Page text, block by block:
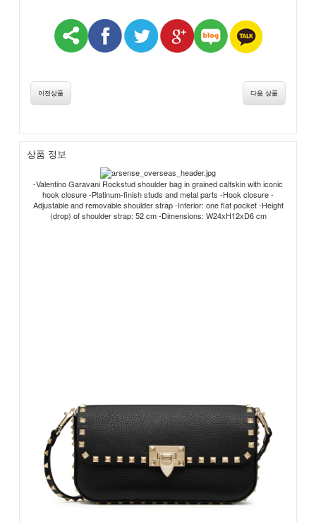
이전상품 다음 상품
상품 정보
-Valentino Garavani Rockstud shoulder bag in grained calfskin with iconic
hook closure -Platinum-finish studs and metal parts -Hook closure -
Adjustable and removable shoulder strap -Interior: one flat pocket -Height
(drop) of shoulder strap: 52 cm -Dimensions: W24xH12xD6 cm